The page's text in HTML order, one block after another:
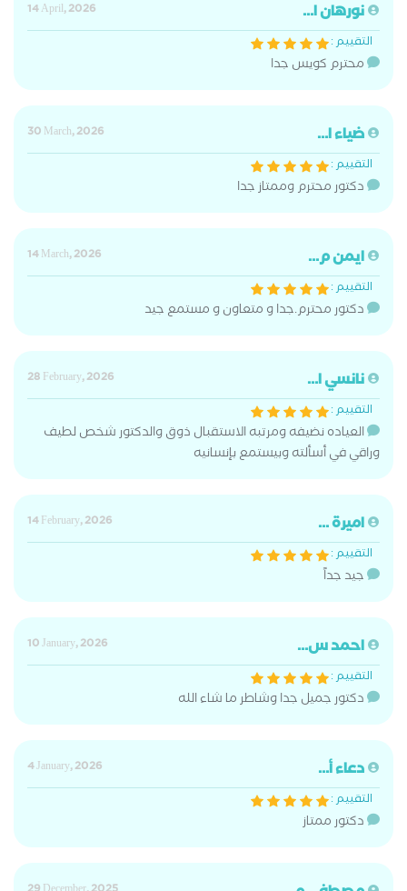
نورهان ا...
14 April, 2026
التقييم :
محترم كويس جدا
ضياء ا...
30 March, 2026
التقييم :
دكتور محترم وممتاز جدا
ايمن م...
14 March, 2026
التقييم :
دكتور محترم.جدا و متعاون و مستمع جيد
نانسي ا...
28 February, 2026
التقييم :
العياده نضيفه ومرتبه الاستقبال ذوق والدكتور شخص لطيف
وراقي في أسألته وبيستمع بإنسانيه
اميرة ...
14 February, 2026
التقييم :
جيد جداً
احمد س...
10 January, 2026
التقييم :
دكتور جميل جدا وشاطر ما شاء الله
دعاء أ...
4 January, 2026
التقييم :
دكتور ممتاز